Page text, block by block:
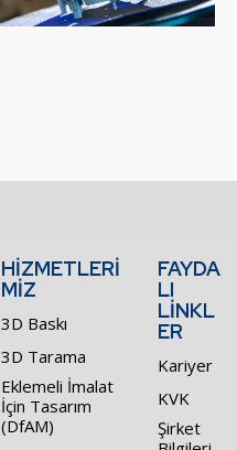
HİZMETLERİ
MİZ
3D Baskı
3D Tarama
Eklemeli İmalat
İçin Tasarım
(DfAM)
FAYDA
LI
LİNKL
ER
Kariyer
KVK
Şirket